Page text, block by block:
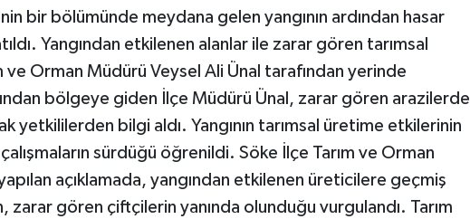
bir bölümünde meydana gelen yangının ardından hasar
Yangından etkilenen alanlar ile zarar gören tarımsal
ve Orman Müdürü Veysel Ali Ünal tarafından yerinde
bölgeye giden İlçe Müdürü Ünal, zarar gören arazilerde
yetkililerden bilgi aldı. Yangının tarımsal üretime etkilerinin
sürdüğü öğrenildi. Söke İlçe Tarım ve Orman
açıklamada, yangından etkilenen üreticilere geçmiş
zarar gören çiftçilerin yanında olunduğu vurgulandı. Tarım